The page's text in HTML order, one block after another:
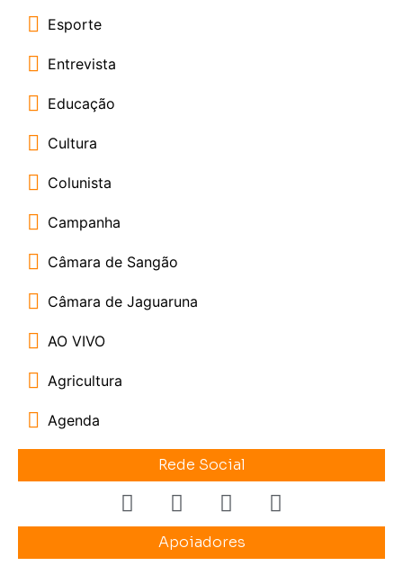
Esporte
Entrevista
Educação
Cultura
Colunista
Campanha
Câmara de Sangão
Câmara de Jaguaruna
AO VIVO
Agricultura
Agenda
Rede Social
Apoiadores